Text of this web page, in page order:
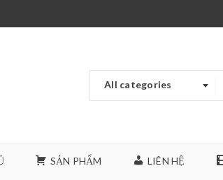
All categories
SẢN PHẨM LIÊN HỆ